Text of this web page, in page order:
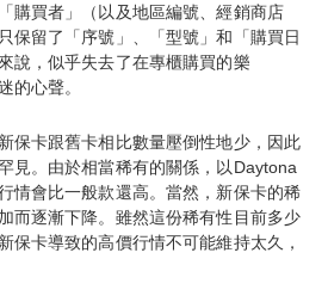
購買者」（以及地區編號、經銷商店
保留了「序號」、「型號」和「購買日
說，似乎失去了在專櫃購買的樂
心聲。
保卡跟舊卡相比數量壓倒性地少，因此
見。由於相當稀有的關係，以Daytona
情會比一般款還高。當然，新保卡的稀
而逐漸下降。雖然這份稀有性目前多少
保卡導致的高價行情不可能維持太久，